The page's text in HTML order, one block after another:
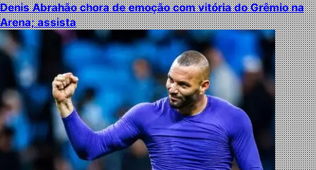
Denis Abrahão chora de emoção com vitória do Grêmio na
Arena; assista